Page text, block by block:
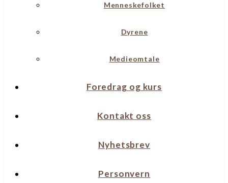
Menneskefolket
Dyrene
Medieomtale
Foredrag og kurs
Kontakt oss
Nyhetsbrev
Personvern